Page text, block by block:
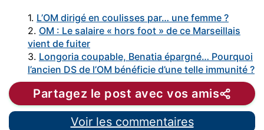
1. L’OM dirigé en coulisses par… une femme ?
2. OM : Le salaire « hors foot » de ce Marseillais
vient de fuiter
3. Longoria coupable, Benatia épargné… Pourquoi
l’ancien DS de l’OM bénéficie d’une telle immunité ?
Partagez le post avec vos amis
Voir les commentaires